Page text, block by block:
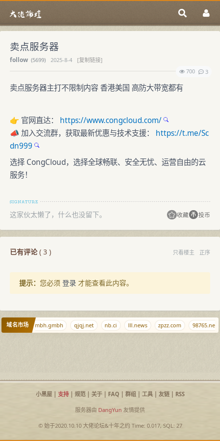
卖点服务器
follow (5699) 2025-8-4
[复制链接]
700
3
卖点服务器主打不限制内容 香港美国 高防大带宽都有
👉 官网直达： https://www.congcloud.com/
📣 加入交流群，获取最新优惠与技术支援： https://t.me/Sc
dn999
选择 CongCloud，选择全球畅联、安全无忧、运营自由的云
服务！
这家伙太懒了，什么也没留下。 收藏 投币
已有评论( 3 ) 只看楼主 正序
提示： 您必须 登录 才能查看此内容。
域名市场 gmbh.gmbh qjqj.net nb.ci lll.news zpzz.com 98765.net
小黑屋| 支持| 规范| 关于| FAQ| 群组| 工具| 友链| RSS
服务器由 DangYun 友情提供
© 始于2020.10.10 大佬论坛&十年之约Time: 0.017, SQL: 27